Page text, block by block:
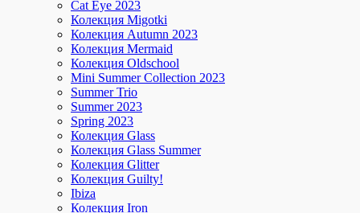
Cat Eye 2023
Колекция Migotki
Колекция Autumn 2023
Колекция Mermaid
Колекция Oldschool
Mini Summer Collection 2023
Summer Trio
Summer 2023
Spring 2023
Колекция Glass
Колекция Glass Summer
Колекция Glitter
Колекция Guilty!
Ibiza
Колекция Iron